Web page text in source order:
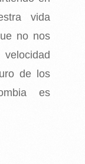
vida
no nos
de los
es